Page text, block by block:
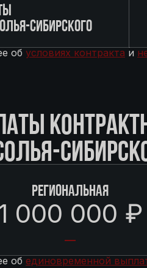
СИБИРСКОГО
об условиях контракта и
РЕГИОНАЛЬНАЯ
000 000 ₽
об единовременной